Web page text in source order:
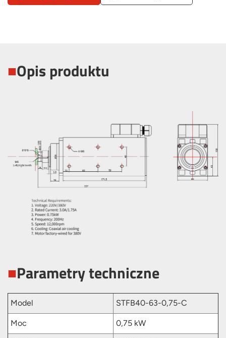
■Opis produktu
■Parametry techniczne
Model STFB40-63-0,75-C
Moc 0,75 kW